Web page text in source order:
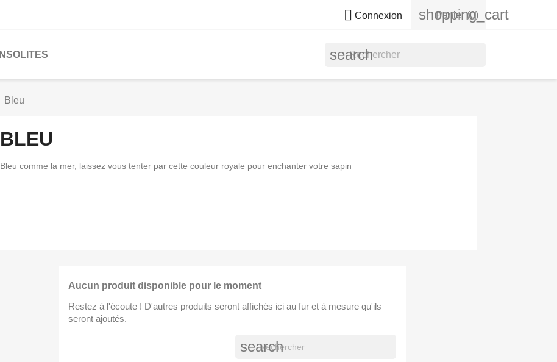
 Connexion shopping_cart
Panier (0)
INSOLITES search
Bleu
BLEU
Bleu comme la mer, laissez vous tenter par cette couleur royale pour enchanter votre sapin
Aucun produit disponible pour le moment
Restez à l'écoute ! D'autres produits seront affichés ici au fur et à mesure qu'ils
seront ajoutés.
search